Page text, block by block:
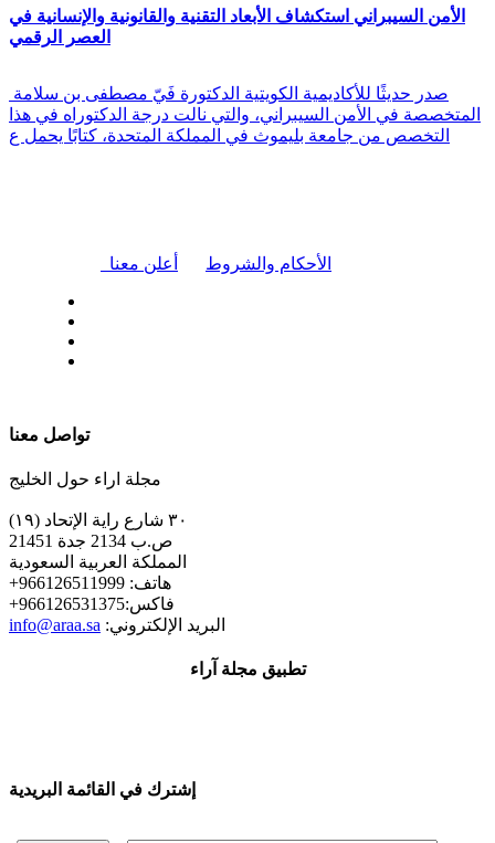
الأمن السيبراني استكشاف الأبعاد التقنية والقانونية والإنسانية في
العصر الرقمي
المتخصصة في الأمن السيبراني، والتي نالت درجة الدكتوراه في هذا
التخصص من جامعة بليموث في المملكة المتحدة، كتابًا يحمل ع
أعلن معنا الأحكام والشروط
تواصل معنا
مجلة اراء حول الخليج
٣٠ شارع راية الإتحاد (١٩)
ص.ب 2134 جدة 21451
المملكة العربية السعودية
+هاتف: 966126511999
+فاكس:966126531375
info@araa.sa :البريد الإلكتروني
تطبيق مجلة آراء
إشترك في القائمة البريدية